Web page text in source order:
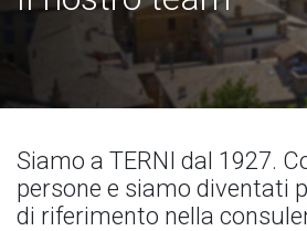
Siamo a TERNI dal 1927.
persone e siamo diventati
di riferimento nella